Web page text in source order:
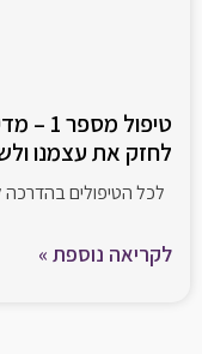
טיפול
לחזק את עצמנו
לכל הטיפולים בהדרכה
לקריאה נוספת »